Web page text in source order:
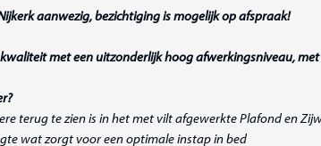
aanwezig, bezichtiging is mogelijk op afspraak!
met een uitzonderlijk hoog afwerkingsniveau,
terug te zien is in het met vilt afgewerkte Plafond en
wat zorgt voor een optimale instap in bed